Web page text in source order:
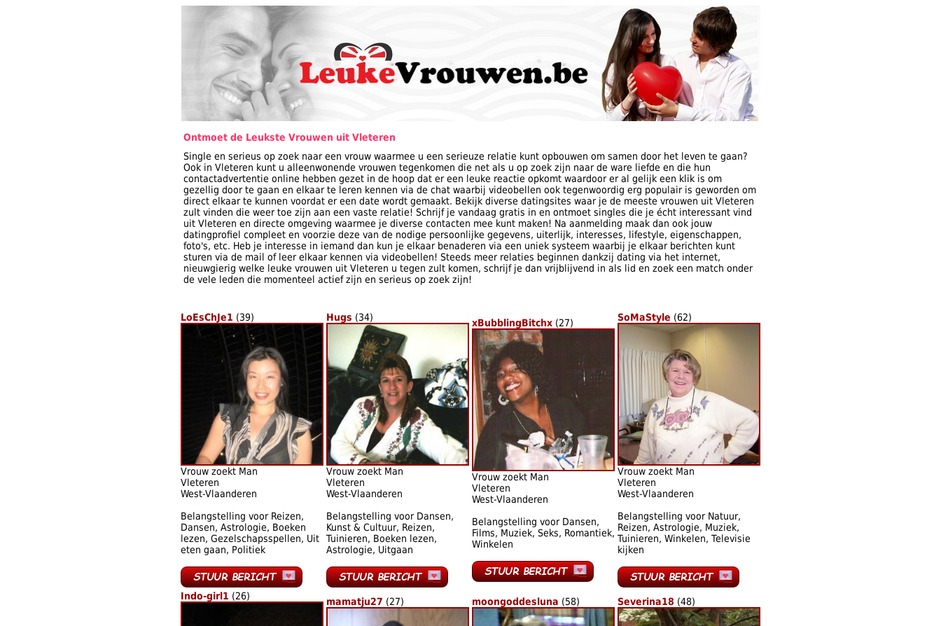
Ontmoet de Leukste Vrouwen uit Vleteren
Single en serieus op zoek naar een vrouw waarmee u een serieuze relatie kunt opbouwen om samen door het leven te gaan?
Ook in Vleteren kunt u alleenwonende vrouwen tegenkomen die net als u op zoek zijn naar de ware liefde en die hun
contactadvertentie online hebben gezet in de hoop dat er een leuke reactie opkomt waardoor er al gelijk een klik is om
gezellig door te gaan en elkaar te leren kennen via de chat waarbij videobellen ook tegenwoordig erg populair is geworden om
direct elkaar te kunnen voordat er een date wordt gemaakt. Bekijk diverse datingsites waar je de meeste vrouwen uit Vleteren
zult vinden die weer toe zijn aan een vaste relatie! Schrijf je vandaag gratis in en ontmoet singles die je écht interessant vind
uit Vleteren en directe omgeving waarmee je diverse contacten mee kunt maken! Na aanmelding maak dan ook jouw
datingprofiel compleet en voorzie deze van de nodige persoonlijke gegevens, uiterlijk, interesses, lifestyle, eigenschappen,
foto's, etc. Heb je interesse in iemand dan kun je elkaar benaderen via een uniek systeem waarbij je elkaar berichten kunt
sturen via de mail of leer elkaar kennen via videobellen! Steeds meer relaties beginnen dankzij dating via het internet,
nieuwgierig welke leuke vrouwen uit Vleteren u tegen zult komen, schrijf je dan vrijblijvend in als lid en zoek een match onder
de vele leden die momenteel actief zijn en serieus op zoek zijn!
LoEsChJe1 (39)
Vrouw zoekt Man
Vleteren
West-Vlaanderen
Belangstelling voor Reizen,
Dansen, Astrologie, Boeken
lezen, Gezelschapsspellen, Uit
eten gaan, Politiek
Hugs (34)
Vrouw zoekt Man
Vleteren
West-Vlaanderen
Belangstelling voor Dansen,
Kunst & Cultuur, Reizen,
Tuinieren, Boeken lezen,
Astrologie, Uitgaan
xBubblingBitchx (27)
Vrouw zoekt Man
Vleteren
West-Vlaanderen
Belangstelling voor Dansen,
Films, Muziek, Seks, Romantiek,
Winkelen
SoMaStyle (62)
Vrouw zoekt Man
Vleteren
West-Vlaanderen
Belangstelling voor Natuur,
Reizen, Astrologie, Muziek,
Tuinieren, Winkelen, Televisie
kijken
Indo-girl1 (26) mamatju27 (27) moongoddesluna (58) Severina18 (48)